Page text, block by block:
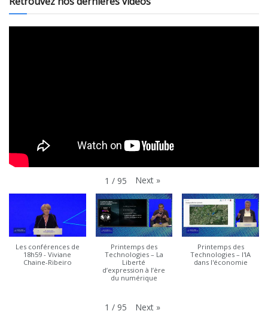
1 / 95 Next »
Les conférences de
18h59 - Viviane
Chaine-Ribeiro
Printemps des
Technologies – La
Liberté
d’expression à l’ère
du numérique
Printemps des
Technologies – l'IA
dans l'économie
1 / 95 Next »